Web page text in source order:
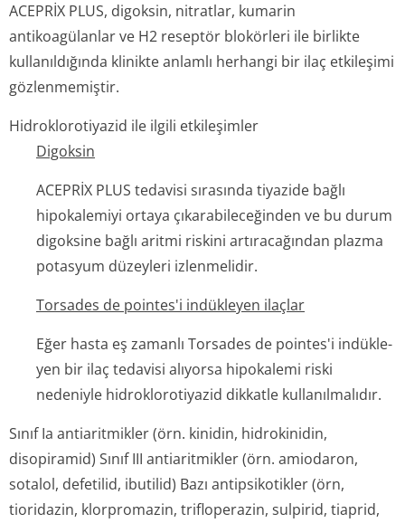
ACEPRİX PLUS, digoksin, nitratlar, kumarin
antikoagülanlar ve H2 reseptör blokörleri ile birlikte
kullanıldığında klinikte anlamlı herhangi bir ilaç etkileşimi
gözlenmemiştir.
Hidroklorotiyazid ile ilgili etkileşimler
Digoksin
ACEPRİX PLUS tedavisi sırasında tiyazide bağlı
hipokalemiyi ortaya çıkarabileceğinden ve bu durum
digoksine bağlı aritmi riskini artıracağından plazma
potasyum düzeyleri izlenmelidir.
Torsades de pointes'i indükle­yen ilaçlar
Eğer hasta eş zamanlı Torsades de pointes'i indükle­
yen bir ilaç tedavisi alıyorsa hipokalemi riski
nedeniyle hidroklorotiyazid dikkatle kullanılmalıdır.
Sınıf Ia antiaritmikler (örn. kinidin, hidrokinidin,
disopiramid) Sınıf III antiaritmikler (örn. amiodaron,
sotalol, defetilid, ibutilid) Bazı antipsikotikler (örn,
tioridazin, klorpromazin, trifloperazin, sulpirid, tiaprid,